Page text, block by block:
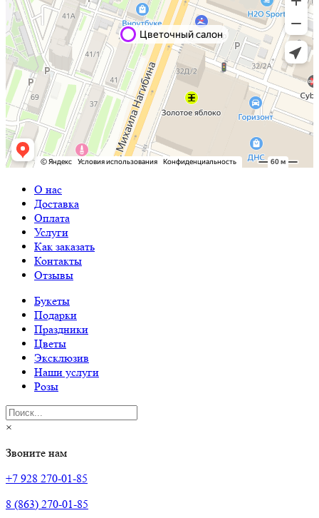
О нас
Доставка
Оплата
Услуги
Как заказать
Контакты
Отзывы
Букеты
Подарки
Праздники
Цветы
Эксклюзив
Наши услуги
Розы
×
Звоните нам
+7 928 270-01-85
8 (863) 270-01-85